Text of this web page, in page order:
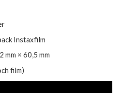
Instaxfilm
mm × 60,5 mm
film)